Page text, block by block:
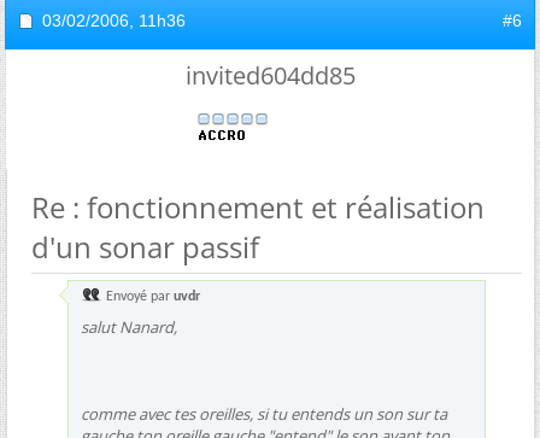
03/02/2006, 11h36 #6
invited604dd85
Re : fonctionnement et réalisation
d'un sonar passif
Envoyé par uvdr
salut Nanard,
comme avec tes oreilles, si tu entends un son sur ta